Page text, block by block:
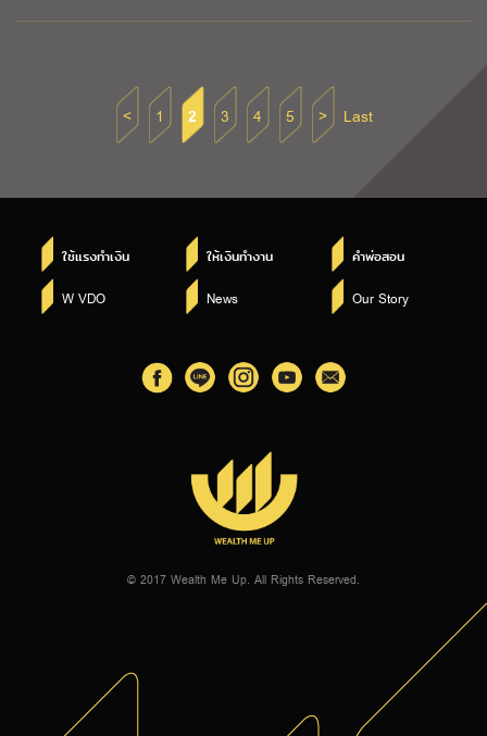
< 1 2 3 4 5 > Last
ใช้แรงทำเงิน ให้เงินทำงาน คำพ่อสอน
W VDO News Our Story
© 2017 Wealth Me Up. All Rights Reserved.